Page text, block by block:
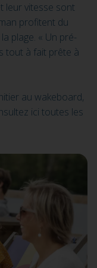
leur vitesse sont
profitent du
plage. « Un pré-
tout à fait prête à
au wakeboard,
ici toutes les